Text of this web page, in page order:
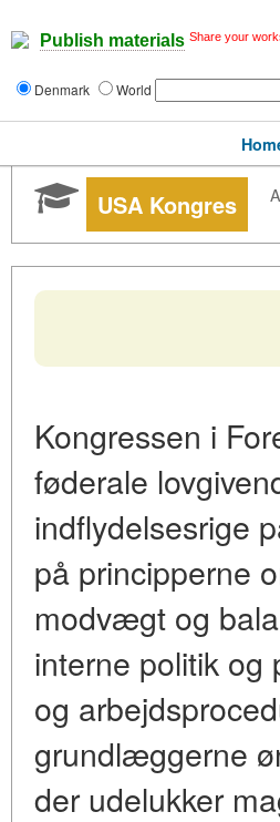
Publish materials Share your
Denmark World
USA Kongres
Kongressen i
føderale
indflydelsesrige
på principperne
modvægt og
interne politik og
og
grundlæggerne
der udelukker